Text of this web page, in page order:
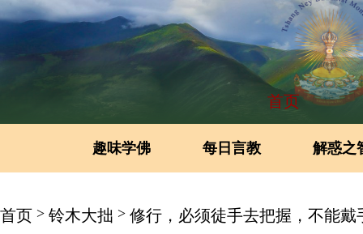
首页
趣味学佛 每日言教 解惑之
首页 > 铃木大拙 > 修行，必须徒手去把握，不能戴